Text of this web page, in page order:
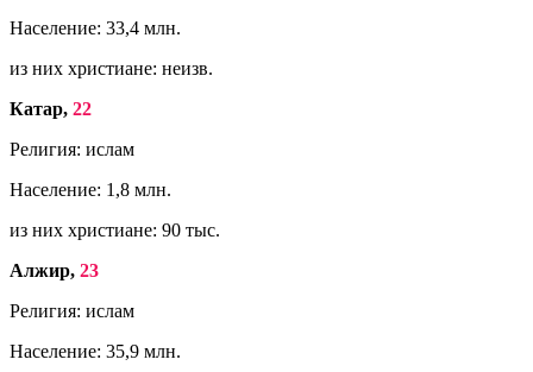
Население: 33,4 млн.
из них христиане: неизв.
Катар, 22
Религия: ислам
Население: 1,8 млн.
из них христиане: 90 тыс.
Алжир, 23
Религия: ислам
Население: 35,9 млн.